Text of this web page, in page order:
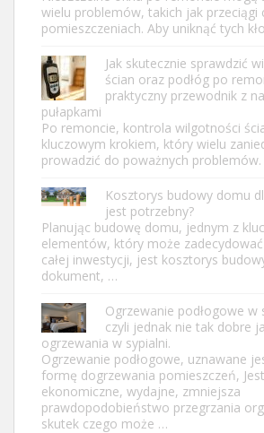
wielu problemów, takich jak przeciągi
pomieszczeniach. Aby uniknąć tych
Jak skutecznie sprawdzić
ścian oraz podłóg po
praktyczny przewodnik z
pułapkami
Po remoncie, kontrola wilgotności
kluczowym krokiem, który wielu
prowadzić do poważnych
Kosztorys budowy domu
jest potrzebny?
Planując budowę domu, jednym z
elementów, który może
całej inwestycji, jest kosztorys
dokument, …
Ogrzewanie podłogowe w
czyli jednak nie tak dobre
ogrzewania w sypialni.
Ogrzewanie podłogowe, uznawane
formę dogrzewania pomieszczeń,
ekonomiczne, wydajne, zmniejsza
prawdopodobieństwo przegrzania
skutek czego może …